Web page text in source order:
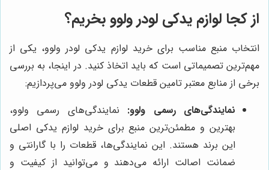
از کجا لوازم یدکی لودر ولوو بخریم؟
انتخاب منبع مناسب برای خرید لوازم یدکی لودر ولوو، یکی از
مهم‌ترین تصمیماتی است که باید اتخاذ کنید. در اینجا، به بررسی
برخی از منابع معتبر تامین قطعات یدکی لودر ولوو می‌پردازیم:
نمایندگی‌های رسمی ولوو: نمایندگی‌های رسمی ولوو،
بهترین و مطمئن‌ترین منبع برای خرید لوازم یدکی اصلی
این برند هستند. این نمایندگی‌ها، قطعات را با گارانتی و
ضمانت اصالت ارائه می‌دهند و می‌توانید از کیفیت و